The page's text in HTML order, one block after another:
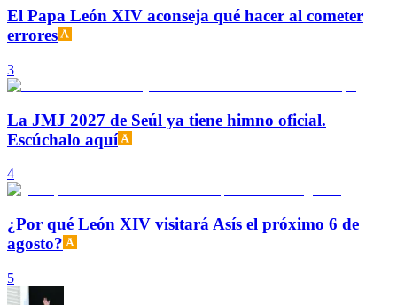
El Papa León XIV aconseja qué hacer al cometer
errores
3
La JMJ 2027 de Seúl ya tiene himno oficial.
Escúchalo aquí
4
¿Por qué León XIV visitará Asís el próximo 6 de
agosto?
5